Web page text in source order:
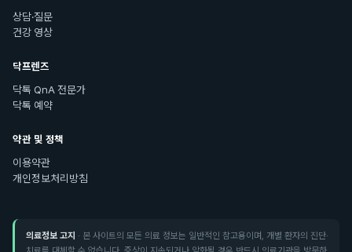
상담·질문
건강 영상
닥프렌즈
닥톡 QnA 전문가
닥톡 예약
약관 및 정책
이용약관
개인정보처리방침
의료정보 고지 · 본 사이트의 모든 의료 정보는 일반적인 참고용이며, 개별 환자의 진단·